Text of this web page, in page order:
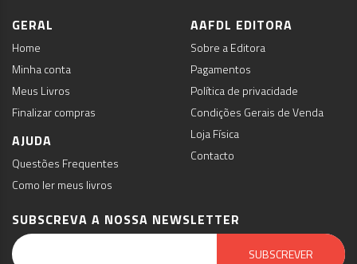
GERAL
Home
Minha conta
Meus Livros
Finalizar compras
AJUDA
Questões Frequentes
Como ler meus livros
AAFDL EDITORA
Sobre a Editora
Pagamentos
Política de privacidade
Condições Gerais de Venda
Loja Física
Contacto
SUBSCREVA A NOSSA NEWSLETTER
SUBSCREVER
Email Marketing by E-goi